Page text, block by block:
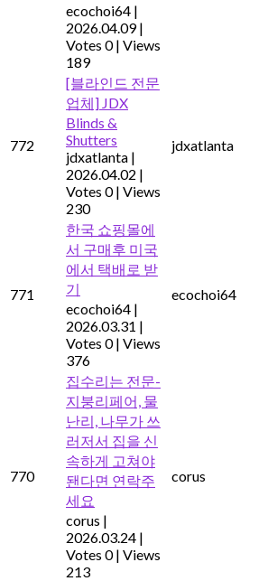
ecochoi64 |
2026.04.09 |
Votes 0 | Views
189
772
[블라인드 전문
업체] JDX
Blinds &
Shutters
jdxatlanta |
2026.04.02 |
Votes 0 | Views
230
jdxatlanta
771
한국 쇼핑몰에
서 구매후 미국
에서 택배로 받
기
ecochoi64 |
2026.03.31 |
Votes 0 | Views
376
ecochoi64
770
집수리는 전문-
지붕리페어, 물
난리, 나무가 쓰
러저서 집을 신
속하게 고쳐야
됀다면 연락주
세요
corus |
2026.03.24 |
Votes 0 | Views
213
corus